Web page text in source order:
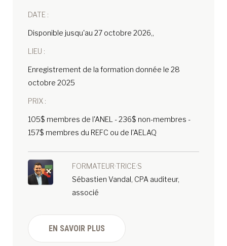
DATE :
Disponible jusqu'au 27 octobre 2026,,
LIEU :
Enregistrement de la formation donnée le 28
octobre 2025
PRIX :
105$ membres de l'ANEL - 236$ non-membres -
157$ membres du REFC ou de l'AELAQ
FORMATEUR·TRICE·S
Sébastien Vandal, CPA auditeur,
associé
EN SAVOIR PLUS